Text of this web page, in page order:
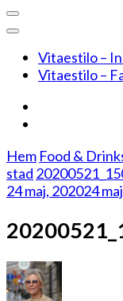
Vitaestilo –
Vitaestilo –
Hem Food &
stad
24 maj, 202024